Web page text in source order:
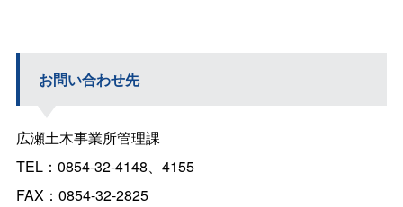
お問い合わせ先
広瀬土木事業所管理課
TEL：0854-32-4148、4155
FAX：0854-32-2825